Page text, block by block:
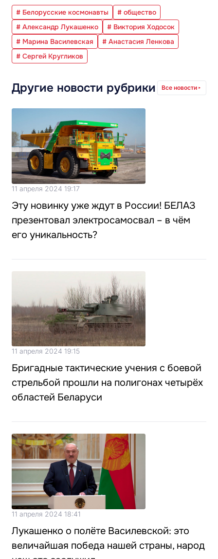
# Белорусские космонавты
# общество
# Александр Лукашенко
# Виктория Ходосок
# Марина Василевская
# Анастасия Ленкова
# Сергей Кругликов
Другие новости рубрики Все новости
11 апреля 2024 19:17
Эту новинку уже ждут в России! БЕЛАЗ
презентовал электросамосвал – в чём
его уникальность?
11 апреля 2024 19:15
Бригадные тактические учения с боевой
стрельбой прошли на полигонах четырёх
областей Беларуси
11 апреля 2024 18:41
Лукашенко о полёте Василевской: это
величайшая победа нашей страны, народ